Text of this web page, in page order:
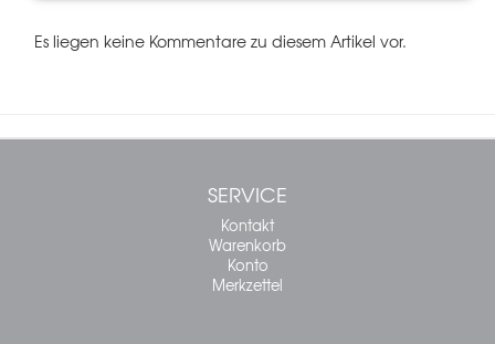
Es liegen keine Kommentare zu diesem Artikel vor.
SERVICE
Kontakt
Warenkorb
Konto
Merkzettel